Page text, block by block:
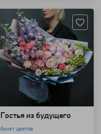
Гостья из будущего
букет цветов